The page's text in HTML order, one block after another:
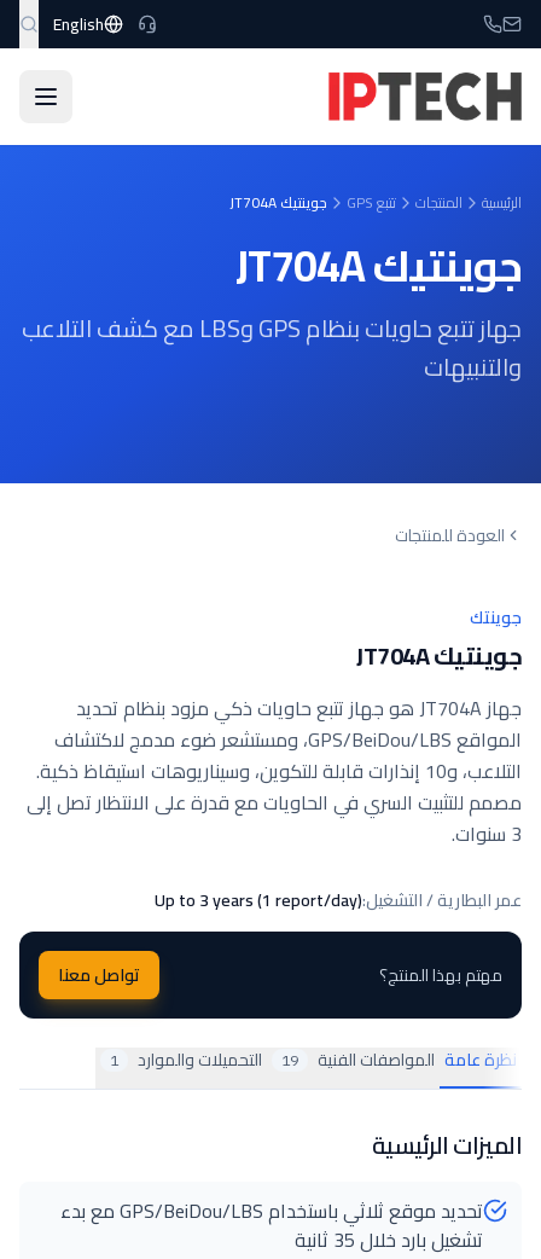
انتقل إلى المحتوى الرئيسي English
الرئيسية المنتجات تتبع GPS جوينتيك JT704A
جوينتيك JT704A
جهاز تتبع حاويات بنظام GPS وLBS مع كشف التلاعب
والتنبيهات
العودة للمنتجات
جوينتك
جوينتيك JT704A
جهاز JT704A هو جهاز تتبع حاويات ذكي مزود بنظام تحديد
المواقع GPS/BeiDou/LBS، ومستشعر ضوء مدمج لاكتشاف
التلاعب، و10 إنذارات قابلة للتكوين، وسيناريوهات استيقاظ ذكية.
مصمم للتثبيت السري في الحاويات مع قدرة على الانتظار تصل إلى
3 سنوات.
عمر البطارية / التشغيل:
Up to 3 years (1 report/day)
مهتم بهذا المنتج؟ تواصل معنا
نظرة عامة المواصفات الفنية 19 التحميلات والموارد 1
الميزات الرئيسية
تحديد موقع ثلاثي باستخدام GPS/BeiDou/LBS مع بدء
تشغيل بارد خلال 35 ثانية